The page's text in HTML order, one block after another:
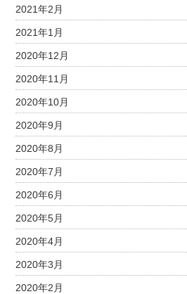
2021年2月
2021年1月
2020年12月
2020年11月
2020年10月
2020年9月
2020年8月
2020年7月
2020年6月
2020年5月
2020年4月
2020年3月
2020年2月